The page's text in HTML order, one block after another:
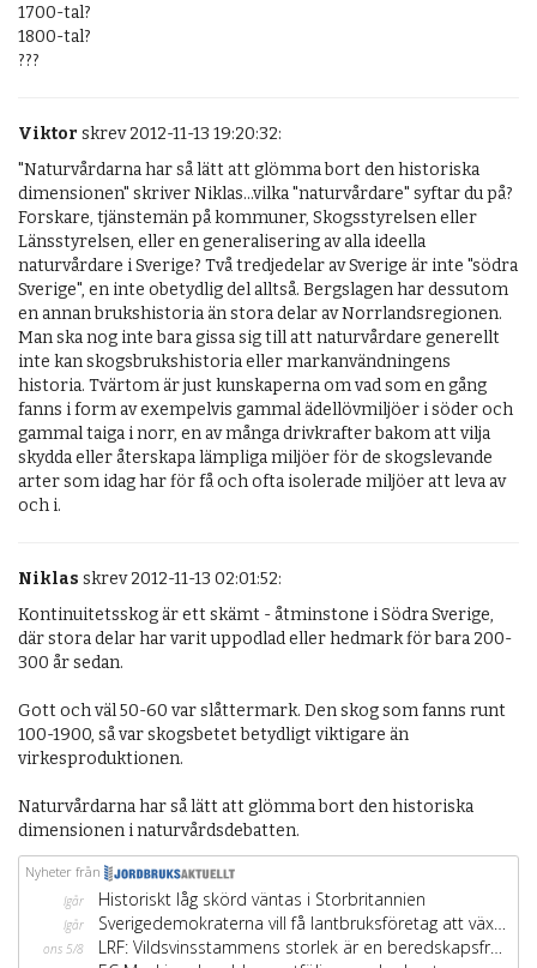
1700-tal?
1800-tal?
???
Viktor skrev 2012-11-13 19:20:32:
"Naturvårdarna har så lätt att glömma bort den historiska
dimensionen" skriver Niklas...vilka "naturvårdare" syftar du på?
Forskare, tjänstemän på kommuner, Skogsstyrelsen eller
Länsstyrelsen, eller en generalisering av alla ideella
naturvårdare i Sverige? Två tredjedelar av Sverige är inte "södra
Sverige", en inte obetydlig del alltså. Bergslagen har dessutom
en annan brukshistoria än stora delar av Norrlandsregionen.
Man ska nog inte bara gissa sig till att naturvårdare generellt
inte kan skogsbrukshistoria eller markanvändningens
historia. Tvärtom är just kunskaperna om vad som en gång
fanns i form av exempelvis gammal ädellövmiljöer i söder och
gammal taiga i norr, en av många drivkrafter bakom att vilja
skydda eller återskapa lämpliga miljöer för de skogslevande
arter som idag har för få och ofta isolerade miljöer att leva av
och i.
Niklas skrev 2012-11-13 02:01:52:
Kontinuitetsskog är ett skämt - åtminstone i Södra Sverige,
där stora delar har varit uppodlad eller hedmark för bara 200-
300 år sedan.
Gott och väl 50-60 var slåttermark. Den skog som fanns runt
100-1900, så var skogsbetet betydligt viktigare än
virkesproduktionen.
Naturvårdarna har så lätt att glömma bort den historiska